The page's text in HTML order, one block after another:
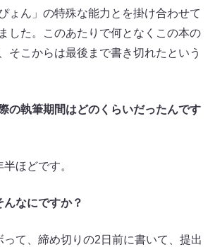
ょん」の特殊な能力とを掛け合わせて
した。このあたりで何となくこの本の
そこからは最後まで書き切れたという
執筆期間はどのくらいだったんです
ほどです。
なにですか？
って、締め切りの2日前に書いて、提出